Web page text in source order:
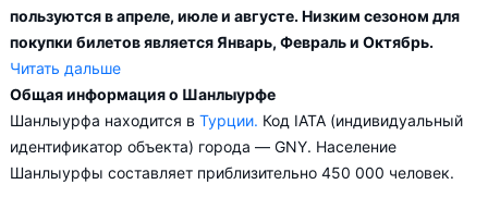
пользуются в апреле, июле и августе. Низким сезоном для
покупки билетов является Январь, Февраль и Октябрь.
Читать дальше
Город Шанлыурфа обслуживается аэропортами: Шанлыурфа.
Прямые рейсы в Шанлыурфу выполняются 4
авиакомпаниями. Больше всего рейсов выполняет
Общая информация о Шанлыурфе
Шанлыурфа находится в Турции. Код IATA (индивидуальный
идентификатор объекта) города — GNY. Население
Шанлыурфы составляет приблизительно 450 000 человек.